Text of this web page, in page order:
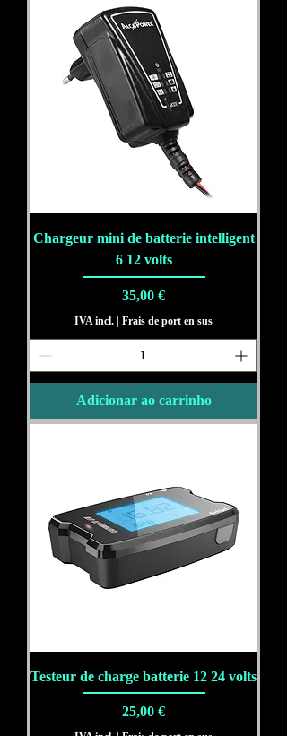
Chargeur mini de batterie intelligent
6 12 volts
Preço
35,00 €
IVA incl. | Frais de port en sus
Adicionar ao carrinho
Testeur de charge batterie 12 24 volts
Preço
25,00 €